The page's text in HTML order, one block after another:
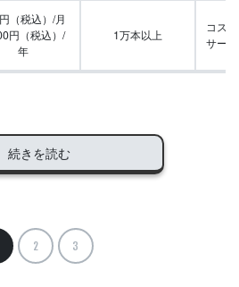
（税込）/月
円（税込）/
年
1万本以上
コス
サー
続きを読む
2 3